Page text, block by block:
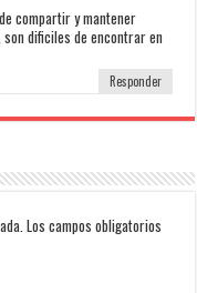
compartir y mantener
dificiles de encontrar en
Responder
Los campos obligatorios